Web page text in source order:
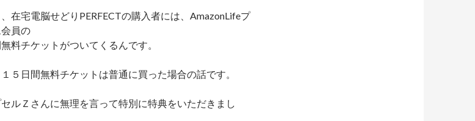
在宅電脳せどりPERFECTの購入者には、AmazonLifeプ
員の
料チケットがついてくるんです。
５日間無料チケットは普通に買った場合の話です。
ルＺさんに無理を言って特別に特典をいただきまし